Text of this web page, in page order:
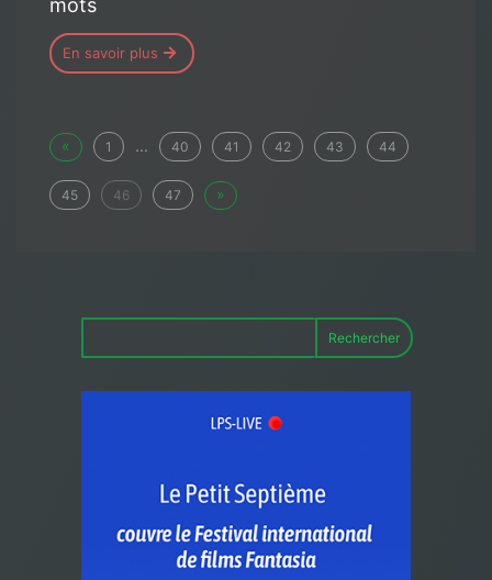
mots
En savoir plus
« 1 ... 40 41 42 43 44
45 46 47 »
Rechercher